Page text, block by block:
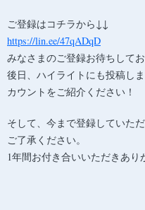
ご登録はコチラから↓↓
https://lin.ee/47qADqD
みなさまのご登録お待ちしてお
後日、ハイライトにも投稿し
カウントをご紹介ください！
そして、今まで登録していた
ご了承ください。
1年間お付き合いいただきあり